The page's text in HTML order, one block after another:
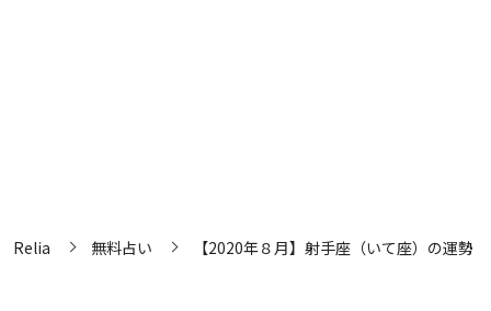
Relia 無料占い 【2020年８月】射手座（いて座）の運勢